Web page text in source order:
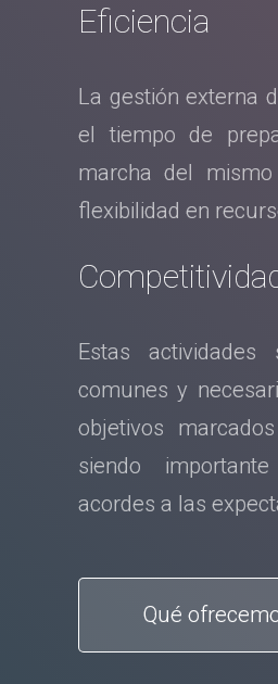
Eficiencia
La gestión externa
el tiempo de
marcha del
flexibilidad en
Estas
comunes y
objetivos
siendo
acordes a las
Qué